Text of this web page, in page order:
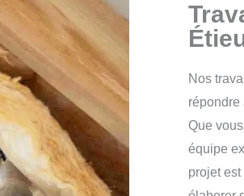
Nos
répondre
Que
équipe
projet